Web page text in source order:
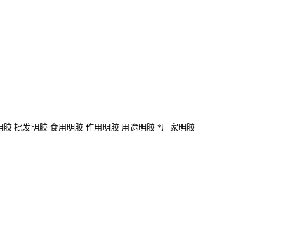
批发明胶 食用明胶 作用明胶 用途明胶 *厂家明胶